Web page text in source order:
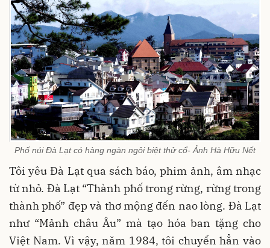
Phố núi Đà Lạt có hàng ngàn ngôi biệt thử cổ- Ảnh Hà Hữu Nết
Tôi yêu Đà Lạt qua sách báo, phim ảnh, âm nhạc
từ nhỏ. Đà Lạt “Thành phố trong rừng, rừng trong
thành phố” đẹp và thơ mộng đến nao lòng. Đà Lạt
như “Mảnh châu Âu” mà tạo hóa ban tặng cho
Việt Nam. Vì vậy, năm 1984, tôi chuyển hẳn vào